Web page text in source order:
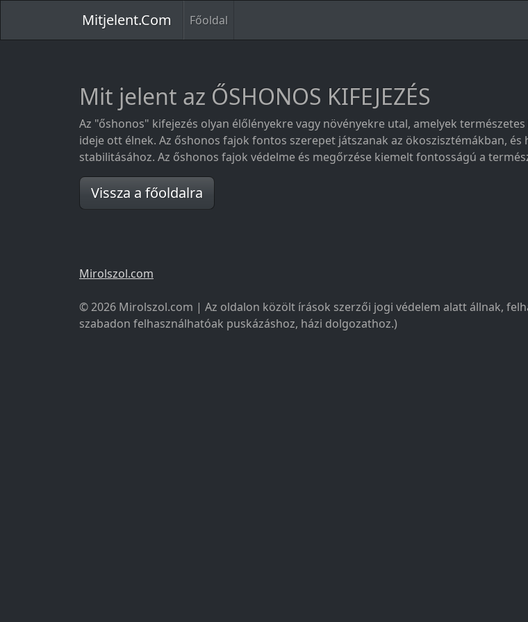
Mitjelent.Com Főoldal
Mit jelent az ŐSHONOS KIFEJEZÉS
Az "őshonos" kifejezés olyan élőlényekre vagy növényekre utal, amelyek
ideje ott élnek. Az őshonos fajok fontos szerepet játszanak az ökoszisztémákban,
stabilitásához. Az őshonos fajok védelme és megőrzése kiemelt fontosságú a
Vissza a főoldalra
Mirolszol.com
© 2026 Mirolszol.com | Az oldalon közölt írások szerzői jogi védelem alatt állnak,
szabadon felhasználhatóak puskázáshoz, házi dolgozathoz.)